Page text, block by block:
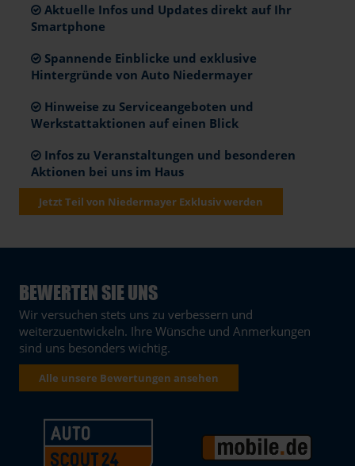
Aktuelle Infos und Updates direkt auf Ihr
Smartphone
Spannende Einblicke und exklusive
Hintergründe von Auto Niedermayer
Hinweise zu Serviceangeboten und
Werkstattaktionen auf einen Blick
Infos zu Veranstaltungen und besonderen
Aktionen bei uns im Haus
Jetzt Teil von Niedermayer Exklusiv werden
BEWERTEN SIE UNS
Wir versuchen stets uns zu verbessern und
weiterzuentwickeln. Ihre Wünsche und Anmerkungen
sind uns besonders wichtig.
Alle unsere Bewertungen ansehen